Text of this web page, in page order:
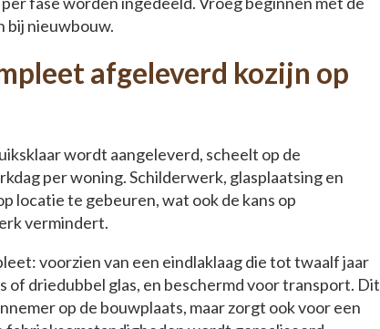
bij nieuwbouw.
afgeleverd kozijn op
wordt aangeleverd, scheelt op de
per woning. Schilderwerk, glasplaatsing en
locatie te gebeuren, wat ook de kans op
vermindert.
voorzien van een eindlaklaag die tot twaalf jaar
driedubbel glas, en beschermd voor transport. Dit
op de bouwplaats, maar zorgt ook voor een